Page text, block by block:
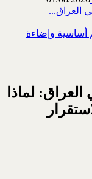
العراق...
أساسية وإضاءة
لماذا